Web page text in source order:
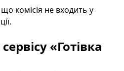
комісія не входить у
«Готівка